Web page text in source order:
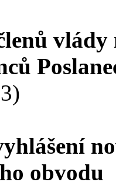
obvodu